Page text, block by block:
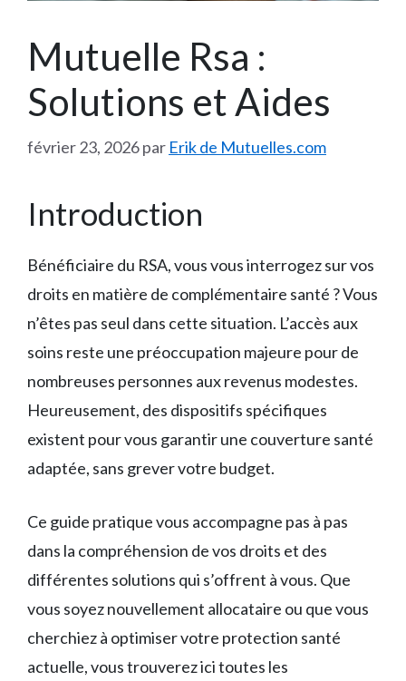
Mutuelle Rsa :
Solutions et Aides
février 23, 2026par Erik de Mutuelles.com
Introduction
Bénéficiaire du RSA, vous vous interrogez sur vos
droits en matière de complémentaire santé ? Vous
n’êtes pas seul dans cette situation. L’accès aux
soins reste une préoccupation majeure pour de
nombreuses personnes aux revenus modestes.
Heureusement, des dispositifs spécifiques
existent pour vous garantir une couverture santé
adaptée, sans grever votre budget.
Ce guide pratique vous accompagne pas à pas
dans la compréhension de vos droits et des
différentes solutions qui s’offrent à vous. Que
vous soyez nouvellement allocataire ou que vous
cherchiez à optimiser votre protection santé
actuelle, vous trouverez ici toutes les